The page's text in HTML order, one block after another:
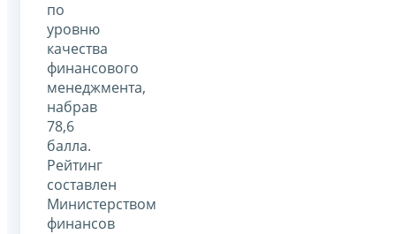
по
уровню
качества
финансового
менеджмента,
набрав
78,6
балла.
Рейтинг
составлен
Министерством
финансов